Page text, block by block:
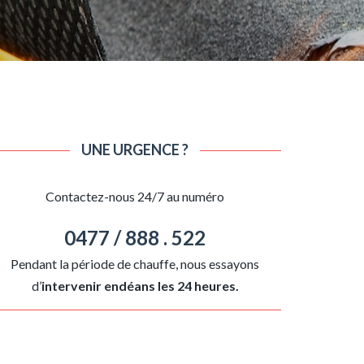
UNE URGENCE ?
Contactez-nous 24/7 au numéro
0477 / 888 . 522
Pendant la période de chauffe, nous essayons
d’intervenir endéans les 24 heures.